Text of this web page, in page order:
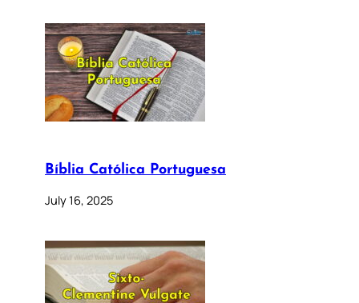
Bíblia Católica Portuguesa
July 16, 2025